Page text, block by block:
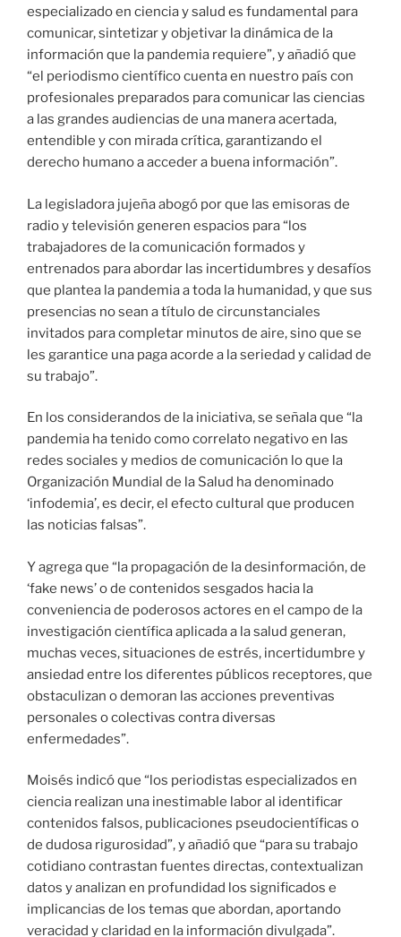
especializado en ciencia y salud es fundamental para
comunicar, sintetizar y objetivar la dinámica de la
información que la pandemia requiere”, y añadió que
“el periodismo científico cuenta en nuestro país con
profesionales preparados para comunicar las ciencias
a las grandes audiencias de una manera acertada,
entendible y con mirada crítica, garantizando el
derecho humano a acceder a buena información”.
La legisladora jujeña abogó por que las emisoras de
radio y televisión generen espacios para “los
trabajadores de la comunicación formados y
entrenados para abordar las incertidumbres y desafíos
que plantea la pandemia a toda la humanidad, y que sus
presencias no sean a título de circunstanciales
invitados para completar minutos de aire, sino que se
les garantice una paga acorde a la seriedad y calidad de
su trabajo”.
En los considerandos de la iniciativa, se señala que “la
pandemia ha tenido como correlato negativo en las
redes sociales y medios de comunicación lo que la
Organización Mundial de la Salud ha denominado
‘infodemia’, es decir, el efecto cultural que producen
las noticias falsas”.
Y agrega que “la propagación de la desinformación, de
‘fake news’ o de contenidos sesgados hacia la
conveniencia de poderosos actores en el campo de la
investigación científica aplicada a la salud generan,
muchas veces, situaciones de estrés, incertidumbre y
ansiedad entre los diferentes públicos receptores, que
obstaculizan o demoran las acciones preventivas
personales o colectivas contra diversas
enfermedades”.
Moisés indicó que “los periodistas especializados en
ciencia realizan una inestimable labor al identificar
contenidos falsos, publicaciones pseudocientíficas o
de dudosa rigurosidad”, y añadió que “para su trabajo
cotidiano contrastan fuentes directas, contextualizan
datos y analizan en profundidad los significados e
implicancias de los temas que abordan, aportando
veracidad y claridad en la información divulgada”.